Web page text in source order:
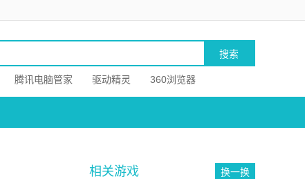
腾讯电脑管家 驱动精灵 360浏览器
相关游戏 换一换